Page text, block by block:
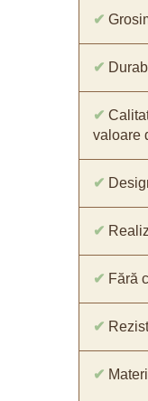
✔
✔
✔
valoare
✔
✔
✔ Fără
✔
✔